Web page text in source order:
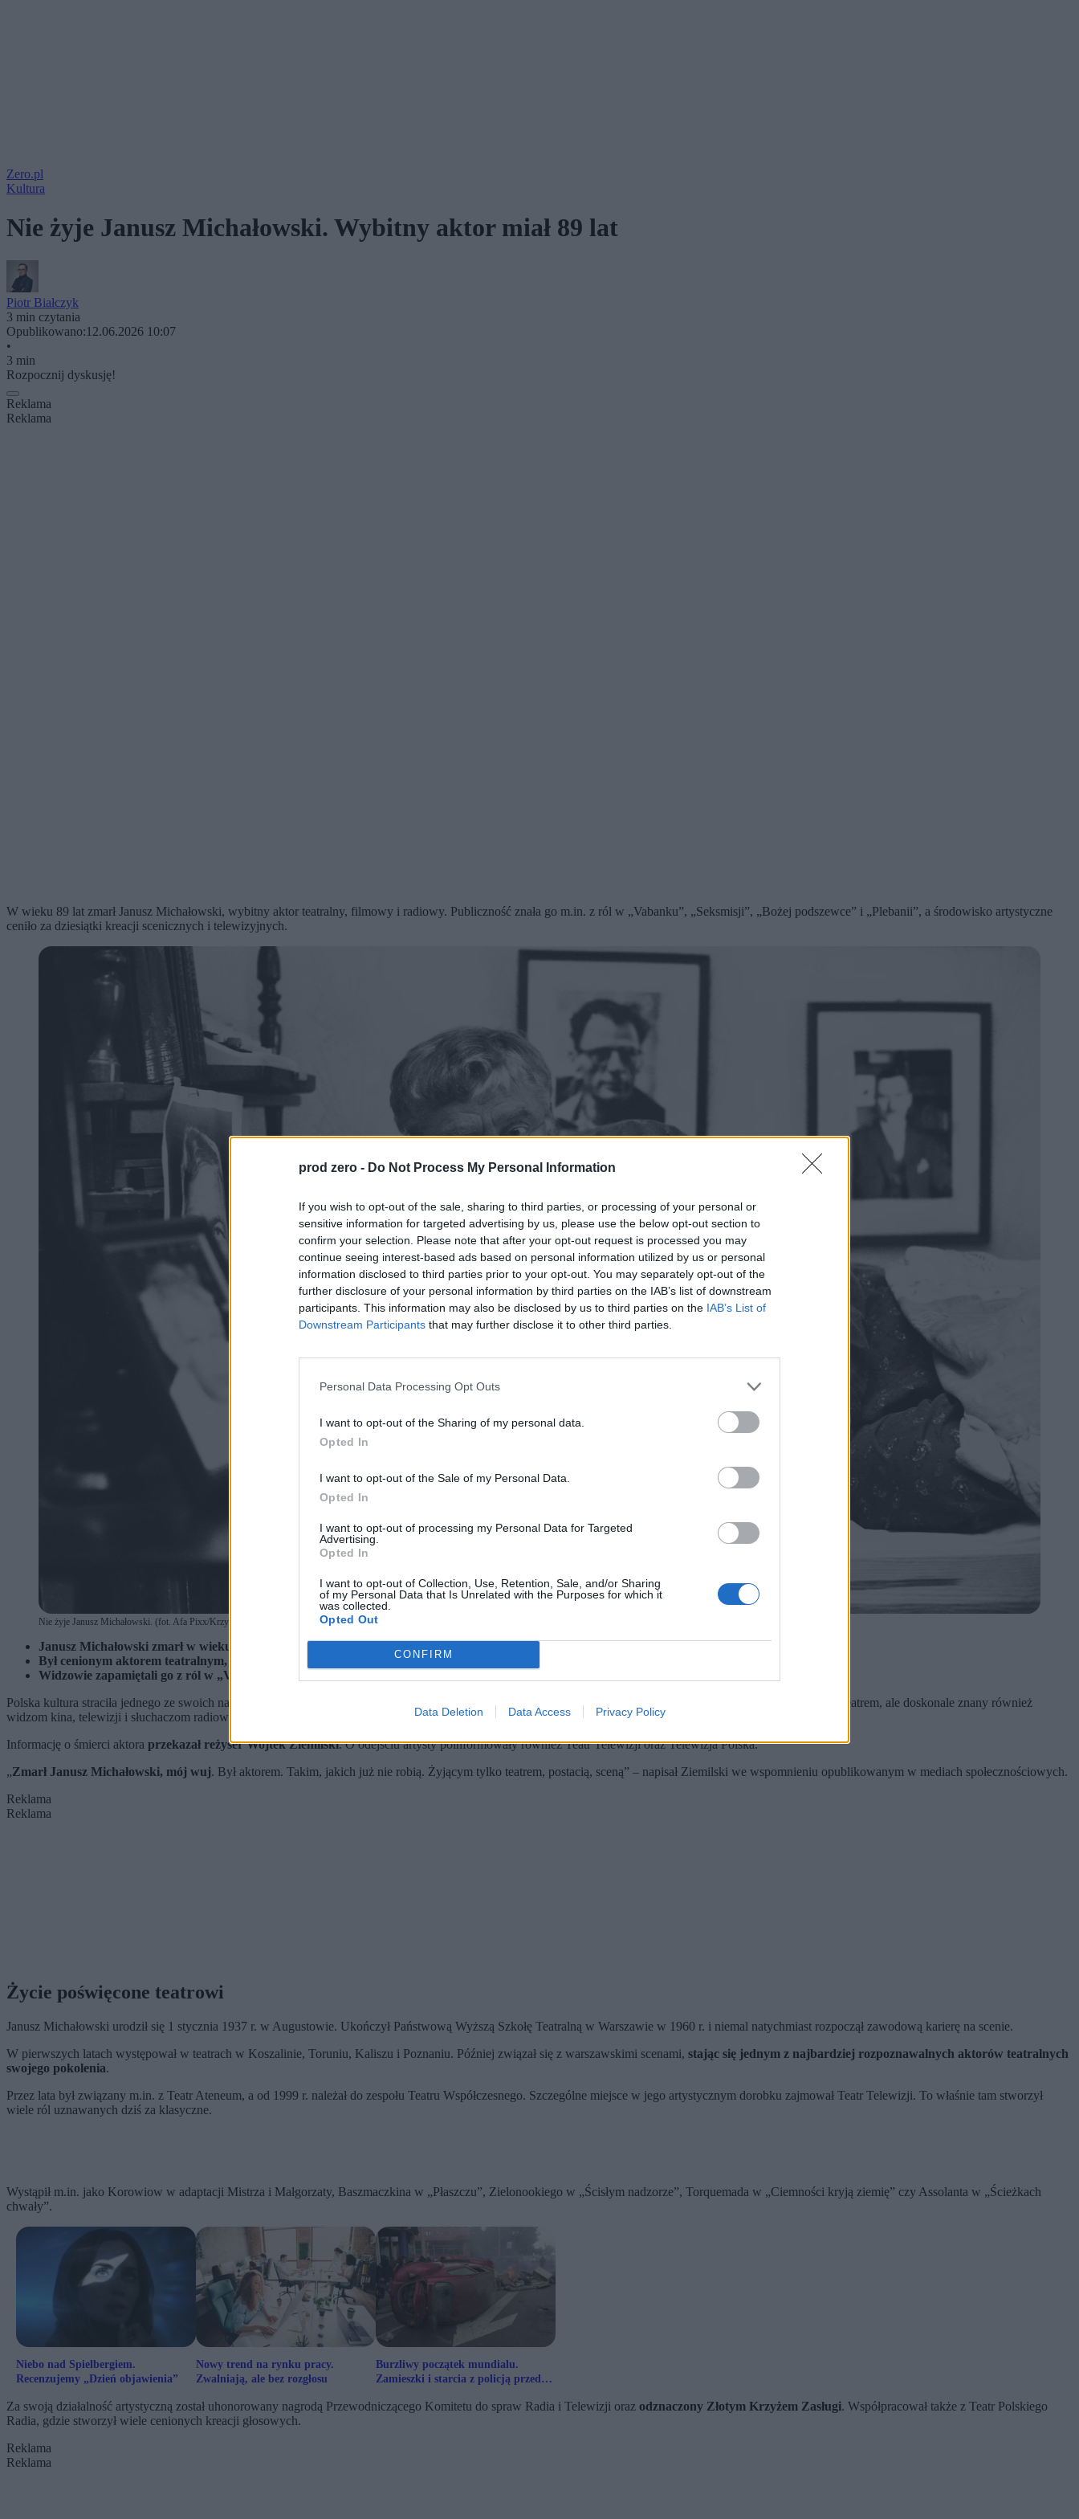
prod zero - Do Not Process My Personal Information
If you wish to opt-out of the sale, sharing to third parties, or processing of your personal or
sensitive information for targeted advertising by us, please use the below opt-out section to
confirm your selection. Please note that after your opt-out request is processed you may
continue seeing interest-based ads based on personal information utilized by us or personal
information disclosed to third parties prior to your opt-out. You may separately opt-out of the
further disclosure of your personal information by third parties on the IAB’s list of downstream
participants. This information may also be disclosed by us to third parties on the IAB’s List of
Downstream Participants that may further disclose it to other third parties.
Personal Data Processing Opt Outs
I want to opt-out of the Sharing of my personal data.
Opted In
I want to opt-out of the Sale of my Personal Data.
Opted In
I want to opt-out of processing my Personal Data for Targeted
Advertising.
Opted In
I want to opt-out of Collection, Use, Retention, Sale, and/or Sharing
of my Personal Data that Is Unrelated with the Purposes for which it
was collected.
Opted Out
CONFIRM
Data Deletion Data Access Privacy Policy
Zero.pl
Kultura
Nie żyje Janusz Michałowski. Wybitny aktor miał 89 lat
Piotr Białczyk
3 min czytania
Opublikowano:12.06.2026 10:07
•
3 min
Rozpocznij dyskusję!
Reklama
Reklama
W wieku 89 lat zmarł Janusz Michałowski, wybitny aktor teatralny, filmowy i radiowy. Publiczność znała go m.in. z ról w „Vabanku”, „Seksmisji”, „Bożej podszewce” i „Plebanii”, a środowisko artystyczne
ceniło za dziesiątki kreacji scenicznych i telewizyjnych.
Nie żyje Janusz Michałowski. (fot. Afa Pixx/Krzysztof Wellman / PAP)
Janusz Michałowski zmarł w wieku 89 lat.
Był cenionym aktorem teatralnym, związanym m.in. z Teatrem Współczesnym w Warszawie.
Widzowie zapamiętali go z ról w „Vabanku”, „Seksmisji”, „Bożej podszewce” i „Plebanii”.
Polska kultura straciła jednego ze swoich najwybitniejszych aktorów. W wieku 89 lat zmarł Janusz Michałowski, artysta przez dekady związany przede wszystkim z teatrem, ale doskonale znany również
widzom kina, telewizji i słuchaczom radiowych słuchowisk.
Informację o śmierci aktora przekazał reżyser Wojtek Ziemilski. O odejściu artysty poinformowały również Teatr Telewizji oraz Telewizja Polska.
„Zmarł Janusz Michałowski, mój wuj. Był aktorem. Takim, jakich już nie robią. Żyjącym tylko teatrem, postacią, sceną” – napisał Ziemilski we wspomnieniu opublikowanym w mediach społecznościowych.
Reklama
Reklama
Życie poświęcone teatrowi
Janusz Michałowski urodził się 1 stycznia 1937 r. w Augustowie. Ukończył Państwową Wyższą Szkołę Teatralną w Warszawie w 1960 r. i niemal natychmiast rozpoczął zawodową karierę na scenie.
W pierwszych latach występował w teatrach w Koszalinie, Toruniu, Kaliszu i Poznaniu. Później związał się z warszawskimi scenami, stając się jednym z najbardziej rozpoznawalnych aktorów teatralnych
swojego pokolenia.
Przez lata był związany m.in. z Teatr Ateneum, a od 1999 r. należał do zespołu Teatru Współczesnego. Szczególne miejsce w jego artystycznym dorobku zajmował Teatr Telewizji. To właśnie tam stworzył
wiele ról uznawanych dziś za klasyczne.
Wystąpił m.in. jako Korowiow w adaptacji Mistrza i Małgorzaty, Baszmaczkina w „Płaszczu”, Zielonookiego w „Ścisłym nadzorze”, Torquemada w „Ciemności kryją ziemię” czy Assolanta w „Ścieżkach
chwały”.
Niebo nad Spielbergiem.
Recenzujemy „Dzień objawienia”
Nowy trend na rynku pracy.
Zwalniają, ale bez rozgłosu
Burzliwy początek mundialu.
Zamieszki i starcia z policją przed
Za swoją działalność artystyczną został uhonorowany nagrodą Przewodniczącego Komitetu do spraw Radia i Telewizji oraz odznaczony Złotym Krzyżem Zasługi. Współpracował także z Teatr Polskiego
Radia, gdzie stworzył wiele cenionych kreacji głosowych.
Reklama
Reklama